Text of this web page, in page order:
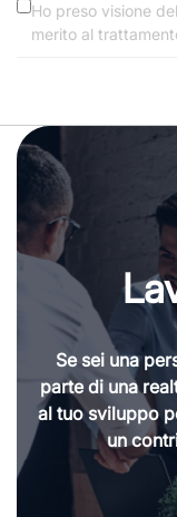
Ho preso visione
merito al
Se sei una
parte di una
al tuo sviluppo
un